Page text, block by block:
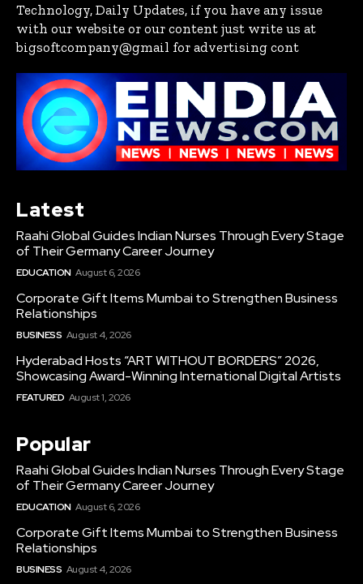
Technology, Daily Updates, if you have any issue
with our website or our content just write us at
bigsoftcompany@gmail for advertising cont
Latest
Raahi Global Guides Indian Nurses Through Every Stage
of Their Germany Career Journey
EDUCATION August 6, 2026
Corporate Gift Items Mumbai to Strengthen Business
Relationships
BUSINESS August 4, 2026
Hyderabad Hosts “ART WITHOUT BORDERS” 2026,
Showcasing Award-Winning International Digital Artists
FEATURED August 1, 2026
Popular
Raahi Global Guides Indian Nurses Through Every Stage
of Their Germany Career Journey
EDUCATION August 6, 2026
Corporate Gift Items Mumbai to Strengthen Business
Relationships
BUSINESS August 4, 2026